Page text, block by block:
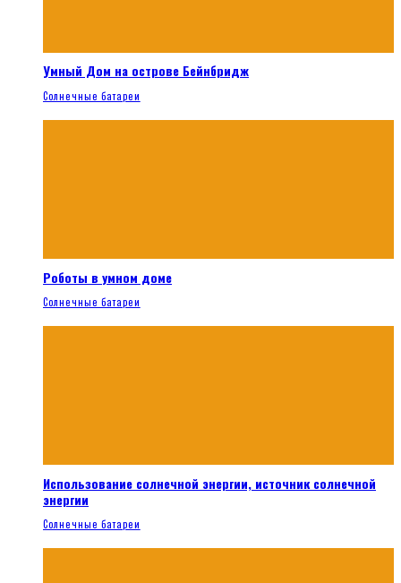
Умный Дом на острове Бейнбридж
Солнечные батареи
Роботы в умном доме
Солнечные батареи
Использование солнечной энергии, источник солнечной
энергии
Солнечные батареи